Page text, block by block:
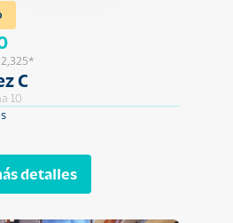
C
10
detalles